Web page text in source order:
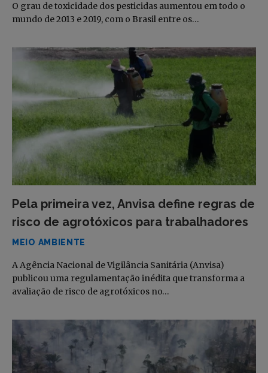
O grau de toxicidade dos pesticidas aumentou em todo o
mundo de 2013 e 2019, com o Brasil entre os…
Pela primeira vez, Anvisa define regras de
risco de agrotóxicos para trabalhadores
MEIO AMBIENTE
A Agência Nacional de Vigilância Sanitária (Anvisa)
publicou uma regulamentação inédita que transforma a
avaliação de risco de agrotóxicos no…